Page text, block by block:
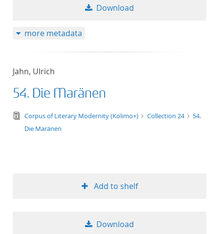
Download
more metadata
Jahn, Ulrich
54. Die Maränen
text/tg.edition+tg.aggregation+xml
Corpus of Literary Modernity (Kolimo+) Collection 24
54.
Die Maränen
Add to shelf
Download